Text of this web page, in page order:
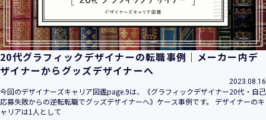
権利の保護、個人情報に関する法規制等を遵守致します。
また、以下に示す方針を具現化するための個人情報保護マネ
ジメントシステムを構築し、最新のＩＴ技術の動向、社会的
要請の変化、経営環境の変動等を常に認識しながら、その継
続的改善に、全社を挙げて取り組むことをここに宣言致しま
す。
当社は、事業の目的に適切な個人情報の取得・利用及び提供
を行い、特定された利用目的の達成に必要な範囲を超えた個
人情報の取扱いを行いません。また、そのための措置を講じ
20代グラフィックデザイナーの転職事例｜メーカー内デ
ザイナーからグッズデザイナーへ
2023.08.16
今回のデザイナーズキャリア図鑑page.9は、《グラフィックデザイナー20代・自己
応募失敗からの逆転転職でグッズデザイナーへ》ケース事例です。 デザイナーのキ
ャリアは1人として